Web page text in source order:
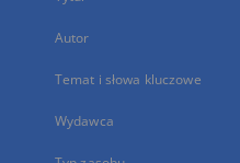
Autor
Temat i słowa kluczowe
Wydawca